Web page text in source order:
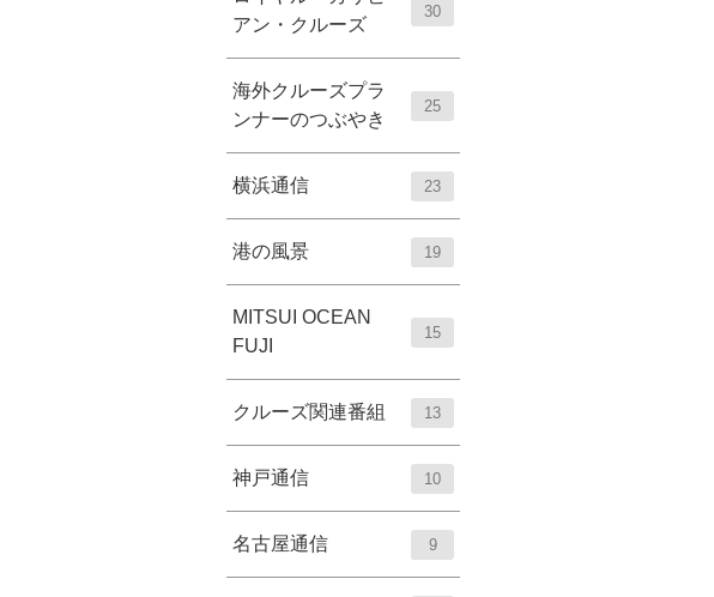
アン・クルーズ
30
海外クルーズプラ
ンナーのつぶやき
25
横浜通信 23
港の風景 19
MITSUI OCEAN
FUJI
15
クルーズ関連番組 13
神戸通信 10
名古屋通信 9